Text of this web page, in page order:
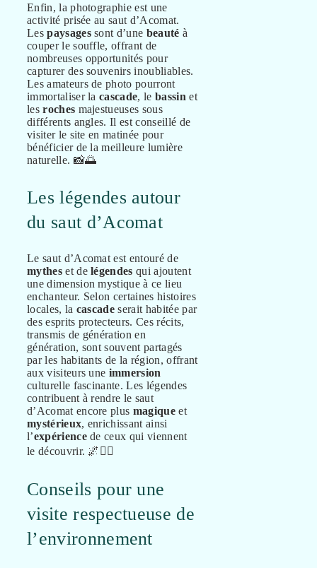
Enfin, la photographie est une
activité prisée au saut d’Acomat.
Lespaysagessont d’une beauté à
couper le souffle, offrant de
nombreuses opportunités pour
capturer des souvenirs inoubliables.
Les amateurs de photo pourront
immortaliser lacascade, le bassin et
lesroches majestueuses sous
différents angles. Il est conseillé de
visiter le site en matinée pour
bénéficier de la meilleure lumière
naturelle. 📸🌅
Les légendes autour
du saut d’Acomat
Le saut d’Acomat est entouré de
mytheset delégendes qui ajoutent
une dimension mystique à ce lieu
enchanteur. Selon certaines histoires
locales, la cascade serait habitée par
des esprits protecteurs. Ces récits,
transmis de génération en
génération, sont souvent partagés
par les habitants de la région, offrant
aux visiteurs une immersion
culturelle fascinante. Les légendes
contribuent à rendre le saut
d’Acomat encore plus magiqueet
mystérieux, enrichissant ainsi
l’expériencede ceux qui viennent
le découvrir. 🌌🧚‍♀️
Conseils pour une
visite respectueuse de
l’environnement